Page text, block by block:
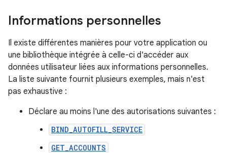
Informations personnelles
Il existe différentes manières pour votre application ou
une bibliothèque intégrée à celle-ci d'accéder aux
données utilisateur liées aux informations personnelles.
La liste suivante fournit plusieurs exemples, mais n'est
pas exhaustive :
Déclare au moins l'une des autorisations suivantes :
BIND_AUTOFILL_SERVICE
GET_ACCOUNTS